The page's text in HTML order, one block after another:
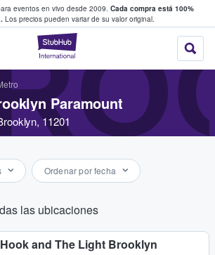
eventos en vivo desde 2009. Cada compra está 100%
Los precios pueden variar de su valor original.
StubHub: donde
y venden boletos
Paramount
11201
Ordenar por fecha
las ubicaciones
and The Light Brooklyn